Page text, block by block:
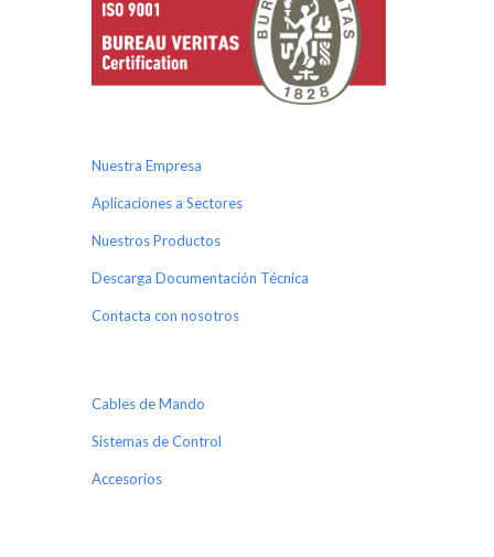
Nuestra Empresa
Aplicaciones a Sectores
Nuestros Productos
Descarga Documentación Técnica
Contacta con nosotros
Cables de Mando
Sistemas de Control
Accesorios